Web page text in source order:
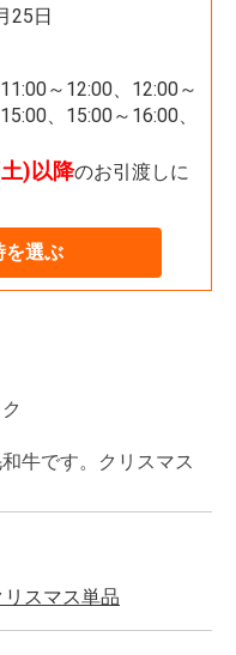
を選ぶ
25日
～12:00、12:00～
、15:00～16:00、
)以降のお引渡しに
牛です。クリスマス
スマス単品